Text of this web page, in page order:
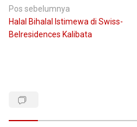
Navigasi
pos
Pos sebelumnya
Halal Bihalal Istimewa di Swiss-
Belresidences Kalibata